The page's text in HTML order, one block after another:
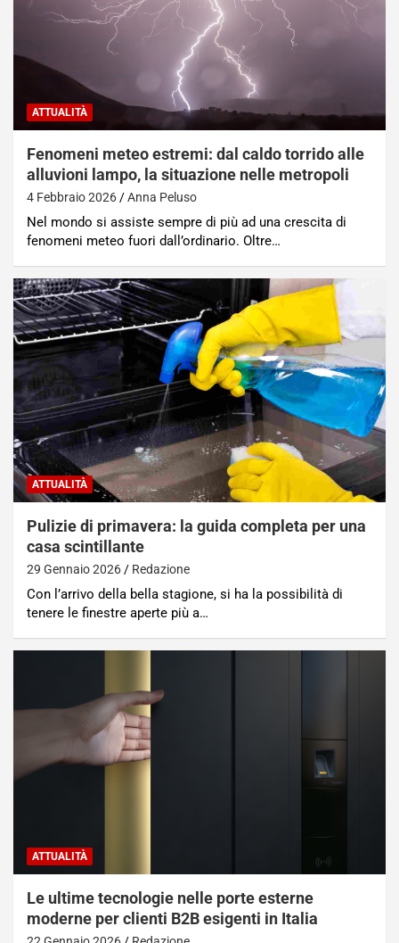
ATTUALITÀ
Fenomeni meteo estremi: dal caldo torrido alle
alluvioni lampo, la situazione nelle metropoli
4 Febbraio 2026 Anna Peluso
Nel mondo si assiste sempre di più ad una crescita di
fenomeni meteo fuori dall’ordinario. Oltre…
ATTUALITÀ
Pulizie di primavera: la guida completa per una
casa scintillante
29 Gennaio 2026 Redazione
Con l’arrivo della bella stagione, si ha la possibilità di
tenere le finestre aperte più a…
ATTUALITÀ
Le ultime tecnologie nelle porte esterne
moderne per clienti B2B esigenti in Italia